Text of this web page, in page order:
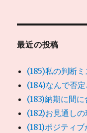
最近の投稿
(185)私の判断
(184)なんで否定
(183)納期に間
(182)お見通しの
(181)ポジティ